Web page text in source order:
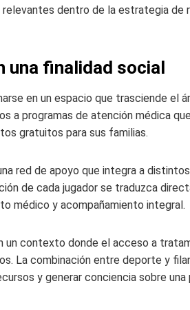
dentro de la estrategia de
una finalidad social
en un espacio que trasciende el
a programas de atención médica
gratuitos para sus familias.
red de apoyo que integra a
de cada jugador se traduzca
médico y acompañamiento integral.
un contexto donde el acceso a
La combinación entre deporte y
y generar conciencia sobre